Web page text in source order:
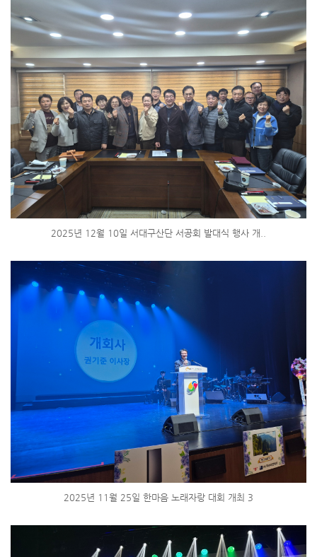
2025년 12월 10일 서대구산단 서공회 발대식 행사 개..
2025년 11월 25일 한마음 노래자랑 대회 개최 3